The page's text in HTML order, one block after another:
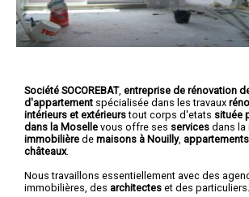
Société SOCOREBAT, entreprise de rénovation
d'appartement spécialisée dans les travaux
intérieurs et extérieurstout corps d'etats située
dans la Moselle vous offre ses services dans la
immobilière de maisons à Nouilly, appartements
châteaux.
Nous travaillons essentiellement avec des
immobilières, des architectes et des particuliers.